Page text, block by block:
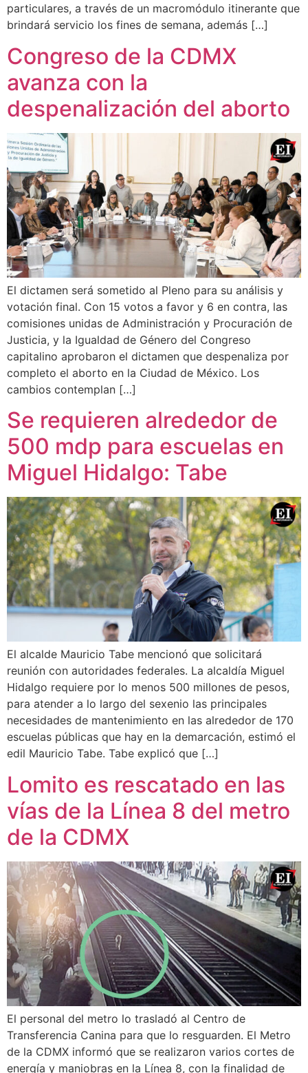
particulares, a través de un macromódulo itinerante que
brindará servicio los fines de semana, además […]
Congreso de la CDMX
avanza con la
despenalización del aborto
El dictamen será sometido al Pleno para su análisis y
votación final. Con 15 votos a favor y 6 en contra, las
comisiones unidas de Administración y Procuración de
Justicia, y la Igualdad de Género del Congreso
capitalino aprobaron el dictamen que despenaliza por
completo el aborto en la Ciudad de México. Los
cambios contemplan […]
Se requieren alrededor de
500 mdp para escuelas en
Miguel Hidalgo: Tabe
El alcalde Mauricio Tabe mencionó que solicitará
reunión con autoridades federales. La alcaldía Miguel
Hidalgo requiere por lo menos 500 millones de pesos,
para atender a lo largo del sexenio las principales
necesidades de mantenimiento en las alrededor de 170
escuelas públicas que hay en la demarcación, estimó el
edil Mauricio Tabe. Tabe explicó que […]
Lomito es rescatado en las
vías de la Línea 8 del metro
de la CDMX
El personal del metro lo trasladó al Centro de
Transferencia Canina para que lo resguarden. El Metro
de la CDMX informó que se realizaron varios cortes de
energía y maniobras en la Línea 8, con la finalidad de